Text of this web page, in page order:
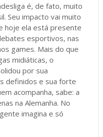
é, de fato, muito
Seu impacto vai muito
hoje ela está presente
esportivos, nas
games. Mais do que
midiáticas, o
por sua
definidos e sua forte
acompanha, sabe: a
na Alemanha. No
imagina e só